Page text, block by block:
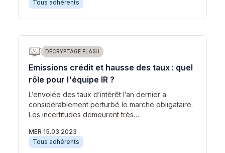
Tous adhérents
DÉCRYPTAGE FLASH
Emissions crédit et hausse des taux : quel
rôle pour l'équipe IR ?
L’envolée des taux d’intérêt l’an dernier a
considérablement perturbé le marché obligataire.
Les incertitudes demeurent très…
MER 15.03.2023
Tous adhérents